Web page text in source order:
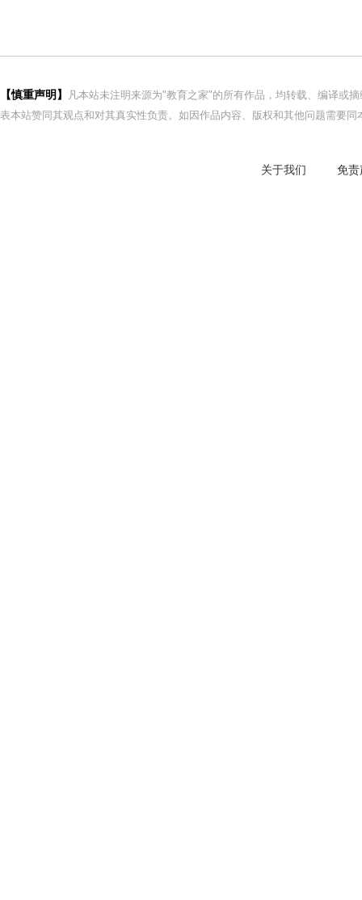
【慎重声明】
凡本站未注明来源为"教育之家"的所有作品，均转载、编译或
表本站赞同其观点和对其真实性负责。如因作品内容、版权和其他问题需要
关于我们 免责